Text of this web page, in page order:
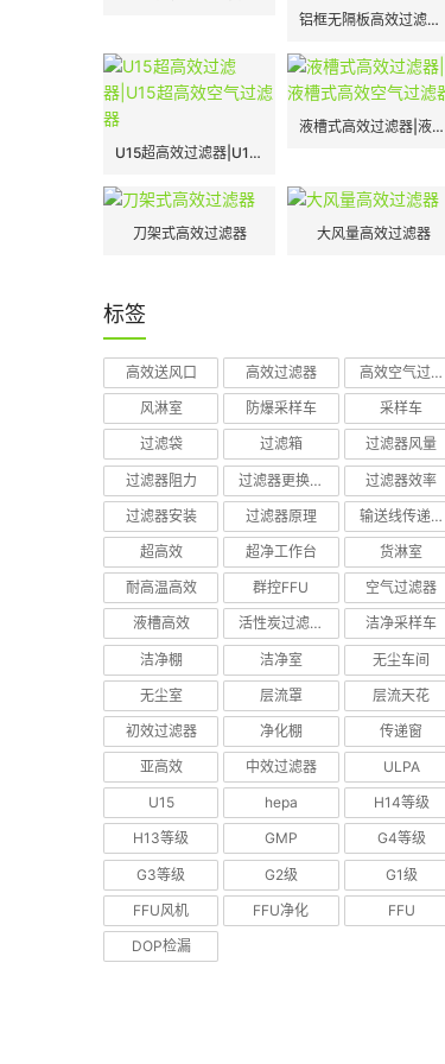
铝框无隔板高效过滤器|H13|H14
U15超高效过滤器|U15超高效空气过滤器
液槽式高效过滤器|液槽式高效空气过滤器
刀架式高效过滤器 大风量高效过滤器
标签
高效送风口 高效过滤器 高效空气过滤器
风淋室 防爆采样车 采样车
过滤袋 过滤箱 过滤器风量
过滤器阻力 过滤器更换周期 过滤器效率
过滤器安装 过滤器原理 输送线传递窗
超高效 超净工作台 货淋室
耐高温高效 群控FFU 空气过滤器
液槽高效 活性炭过滤器 洁净采样车
洁净棚 洁净室 无尘车间
无尘室 层流罩 层流天花
初效过滤器 净化棚 传递窗
亚高效 中效过滤器 ULPA
U15 hepa H14等级
H13等级 GMP G4等级
G3等级 G2级 G1级
FFU风机 FFU净化 FFU
DOP检漏